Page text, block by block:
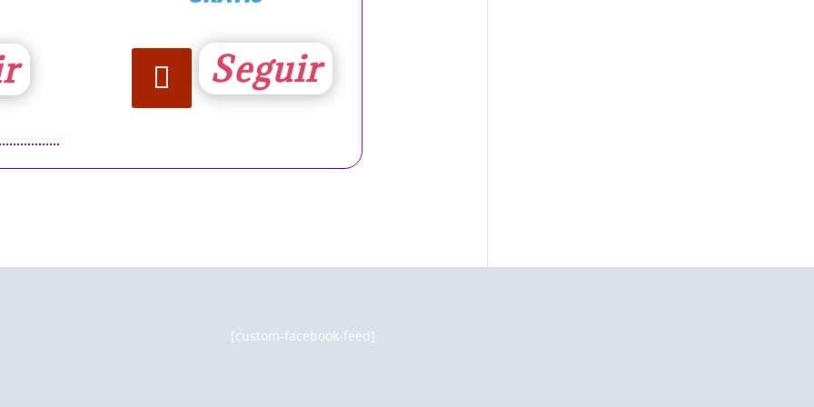
Seguir
[custom-facebook-feed]